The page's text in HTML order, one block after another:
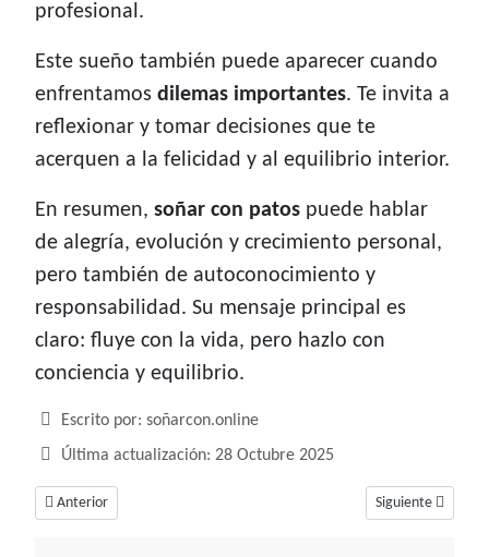
profesional.
Este sueño también puede aparecer cuando
enfrentamos dilemas importantes. Te invita a
reflexionar y tomar decisiones que te
acerquen a la felicidad y al equilibrio interior.
En resumen, soñar con patos puede hablar
de alegría, evolución y crecimiento personal,
pero también de autoconocimiento y
responsabilidad. Su mensaje principal es
claro: fluye con la vida, pero hazlo con
conciencia y equilibrio.
Detalles
Escrito por: soñarcon.online
Última actualización: 28 Octubre 2025
Artículo anterior: Soñar con perlas, Un deslumbrante sueño
Anterior Artículo siguiente:
Siguiente